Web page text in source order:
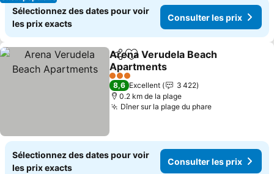
Sélectionnez des dates pour voir
les prix exacts
Consulter les prix
PartagerAjouter à mes favoris
Arena Verudela Beach
Apartments
3 Étoiles
8,6 Excellent
3 422
0.2 km de la plage
Dîner sur la plage du phare
Sélectionnez des dates pour voir
les prix exacts
Consulter les prix